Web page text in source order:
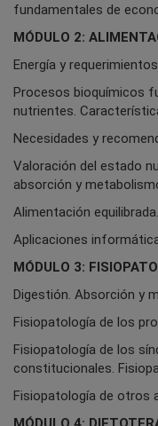
fundamentales de
MÓDULO 2:
Energía y
Procesos bioquímicos
nutrientes.
Necesidades y
Valoración del estado
absorción y
Alimentación
Aplicaciones
MÓDULO 3:
Digestión. Absorción y
Fisiopatología de los
Fisiopatología de los
constitucionales.
Fisiopatología de otros